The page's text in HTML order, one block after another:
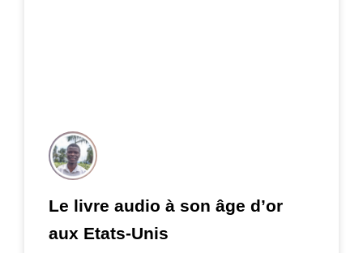
Le livre audio à son âge d’or
aux Etats-Unis